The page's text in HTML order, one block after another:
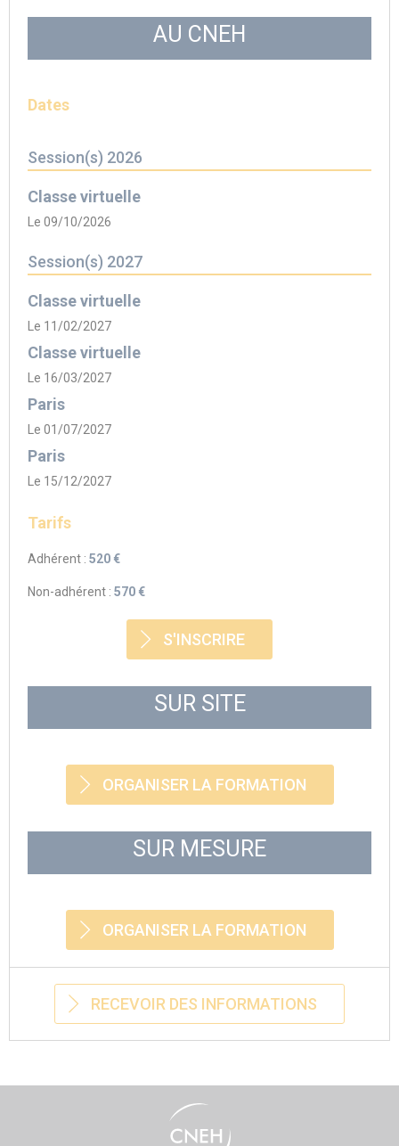
AU CNEH
Dates
Session(s) 2026
Classe virtuelle
Le 09/10/2026
Session(s) 2027
Classe virtuelle
Le 11/02/2027
Classe virtuelle
Le 16/03/2027
Paris
Le 01/07/2027
Paris
Le 15/12/2027
Tarifs
Adhérent : 520 €
Non-adhérent : 570 €
S'INSCRIRE
SUR SITE
ORGANISER LA FORMATION
SUR MESURE
ORGANISER LA FORMATION
RECEVOIR DES INFORMATIONS